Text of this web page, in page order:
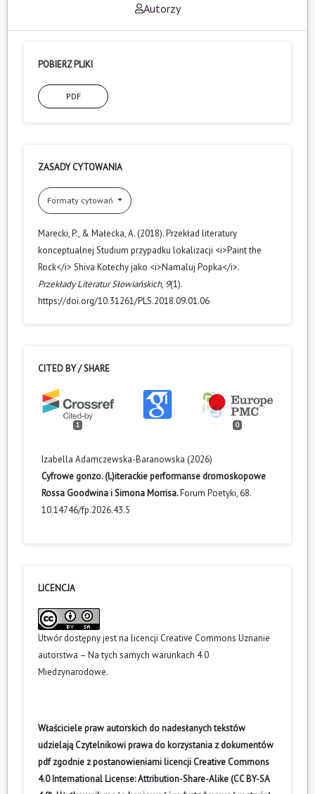
Autorzy
POBIERZ PLIKI
PDF
ZASADY CYTOWANIA
Formaty cytowań
Marecki, P., & Małecka, A. (2018). Przekład literatury
konceptualnej Studium przypadku lokalizacji <i>Paint the
Rock</i> Shiva Kotechy jako <i>Namaluj Popka</i>.
Przekłady Literatur Słowiańskich, 9(1).
https://doi.org/10.31261/PLS.2018.09.01.06
CITED BY / SHARE
1 0
Izabella Adamczewska-Baranowska (2026)
Cyfrowe gonzo. (L)iterackie performanse dromoskopowe
Rossa Goodwina i Simona Morrisa.Forum Poetyki, 68.
10.14746/fp.2026.43.5
LICENCJA
Utwór dostępny jest na licencji Creative Commons Uznanie
autorstwa – Na tych samych warunkach 4.0
Miedzynarodowe.
Właściciele praw autorskich do nadesłanych tekstów
udzielają Czytelnikowi prawa do korzystania z dokumentów
pdf zgodnie z postanowieniami licencji Creative Commons
4.0 International License: Attribution-Share-Alike (CC BY-SA